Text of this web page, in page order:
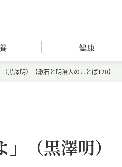
健康
黒澤明）【漱石と明治人のことば120】
」（黒澤明）